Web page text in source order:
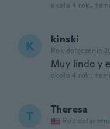
około 4 roku
K kinski
Rok dołączenia
Muy lindo y
około 4 roku
T Theresa
Rok